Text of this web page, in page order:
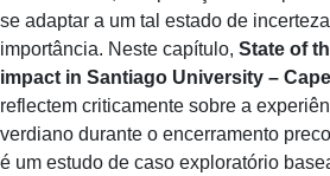
se adaptar a um tal estado de
importância. Neste capítulo, State of
impact in Santiago University –
reflectem criticamente sobre a
verdiano durante o encerramento
é um estudo de caso exploratório